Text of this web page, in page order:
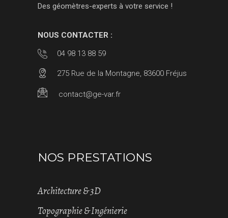
Des géomètres-experts à votre service !
NOUS CONTACTER :
04 98 13 88 59
275 Rue de la Montagne, 83600 Fréjus
contact@ge-var.fr
NOS PRESTATIONS
Architecture & 3D
Topographie & Ingénierie